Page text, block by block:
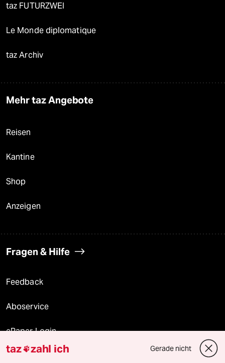
taz FUTURZWEI
Le Monde diplomatique
taz Archiv
Mehr taz Angebote
Reisen
Kantine
Shop
Anzeigen
Fragen & Hilfe
Feedback
Aboservice
ePaper Login
Downloads für Abonnierende
taz zahl ich Gerade nicht